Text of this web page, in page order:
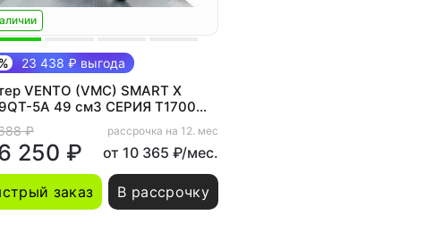
23 438 ₽ выгода
VENTO (VMC) SMART X
5A 49 см3 СЕРИЯ T1700
панель, CBS, USB,
GREY
₽
250 ₽
рассрочка на 12. мес
от 10 365 ₽/мес.
заказ В рассрочку